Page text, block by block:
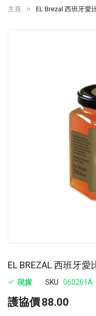
主頁 EL Brezal 西班牙愛
EL BREZAL 西班牙
現貨 SKU 060261A
護協價88.00